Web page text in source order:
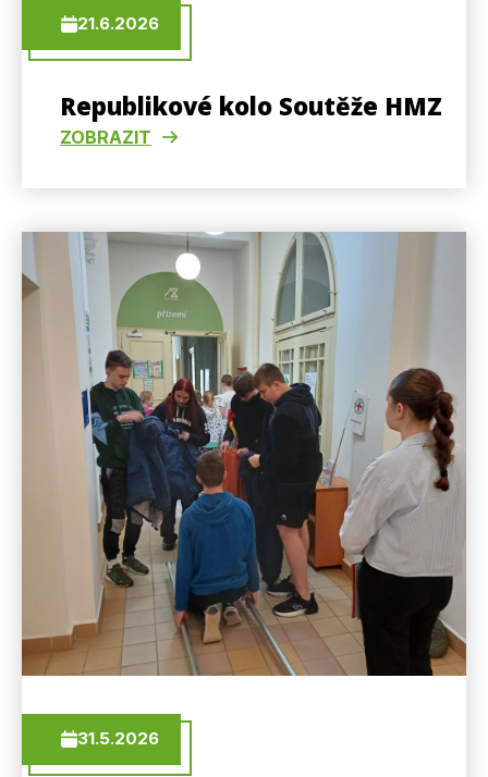
21.6.2026
Republikové kolo Soutěže HMZ
ZOBRAZIT
31.5.2026